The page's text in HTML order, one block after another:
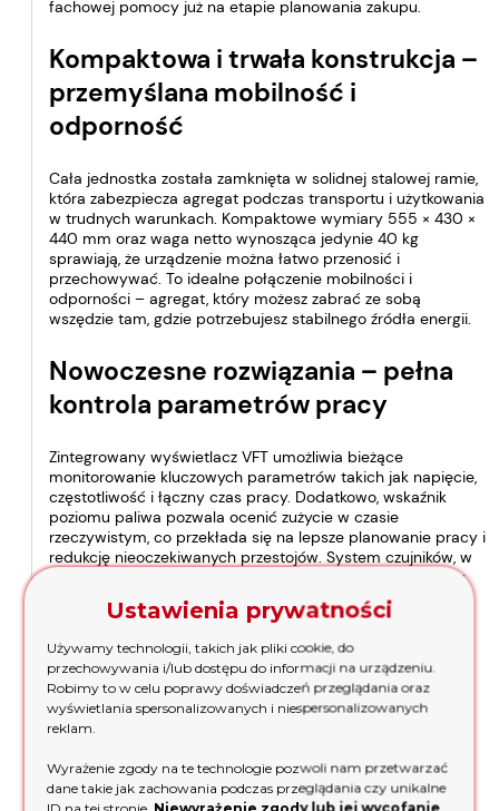
fachowej pomocy już na etapie planowania zakupu.
Kompaktowa i trwała konstrukcja –
przemyślana mobilność i
odporność
Cała jednostka została zamknięta w solidnej stalowej ramie,
która zabezpiecza agregat podczas transportu i użytkowania
w trudnych warunkach. Kompaktowe wymiary 555 × 430 ×
440 mm oraz waga netto wynosząca jedynie 40 kg
sprawiają, że urządzenie można łatwo przenosić i
przechowywać. To idealne połączenie mobilności i
odporności – agregat, który możesz zabrać ze sobą
wszędzie tam, gdzie potrzebujesz stabilnego źródła energii.
Nowoczesne rozwiązania – pełna
kontrola parametrów pracy
Zintegrowany wyświetlacz VFT umożliwia bieżące
monitorowanie kluczowych parametrów takich jak napięcie,
częstotliwość i łączny czas pracy. Dodatkowo, wskaźnik
poziomu paliwa pozwala ocenić zużycie w czasie
rzeczywistym, co przekłada się na lepsze planowanie pracy i
redukcję nieoczekiwanych przestojów. System czujników, w
tym czujnik poziomu oleju, automatycznie wyłącza silnik w
przypadku jego niedoboru, chroniąc silnik przed
uszkodzeniem.
Filtracja i chłodzenie – trwałość
jednostki napędowej
wyposażono w dwustopniowy filtr powietrza, który
skutecznie zatrzymuje zanieczyszczenia i kurz, przedłużając
Ustawienia prywatności
Używamy technologii, takich jak pliki cookie, do
przechowywania i/lub dostępu do informacji na urządzeniu.
Robimy to w celu poprawy doświadczeń przeglądania oraz
wyświetlania spersonalizowanych i niespersonalizowanych
reklam.
Wyrażenie zgody na te technologie pozwoli nam przetwarzać
dane takie jak zachowania podczas przeglądania czy unikalne
ID na tej stronie. Niewyrażenie zgody lub jej wycofanie